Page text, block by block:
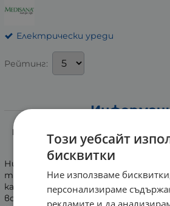
Електрически уреди
Рейтинг:
МЕДИСАНА КАНТАР -
444 40444
Никога измерването на
точно!
MEDISANA BS 444 е
кантар. Не само показва
водата в тялото, мускулната и
Този уебсайт
бисквитки
Ние използваме
персонализираме
рекламите и да